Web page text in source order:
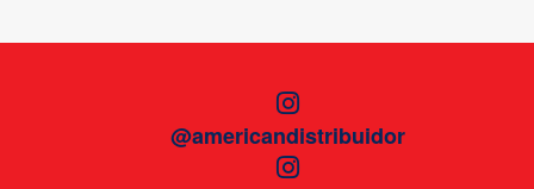
@americandistribuidor